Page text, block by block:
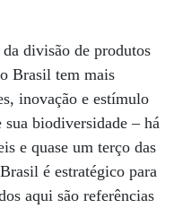
divisão de produtos
Brasil tem mais
inovação e estímulo
sua biodiversidade – há
e quase um terço das
é estratégico para
aqui são referências